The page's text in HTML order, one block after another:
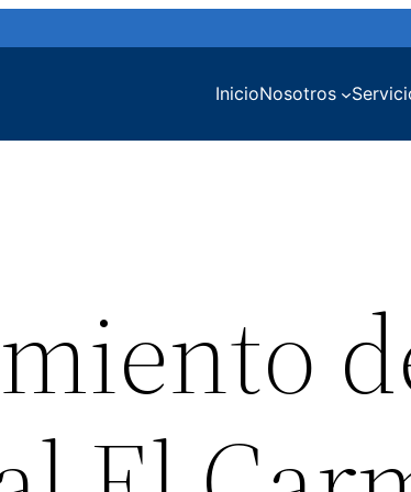
InicioNosotros